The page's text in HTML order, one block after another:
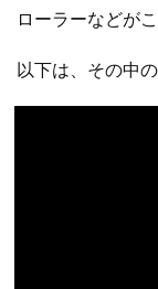
ローラーなどが
以下は、その中